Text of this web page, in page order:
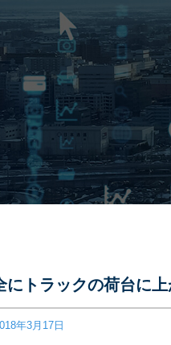
にトラックの荷台に上
年3月17日